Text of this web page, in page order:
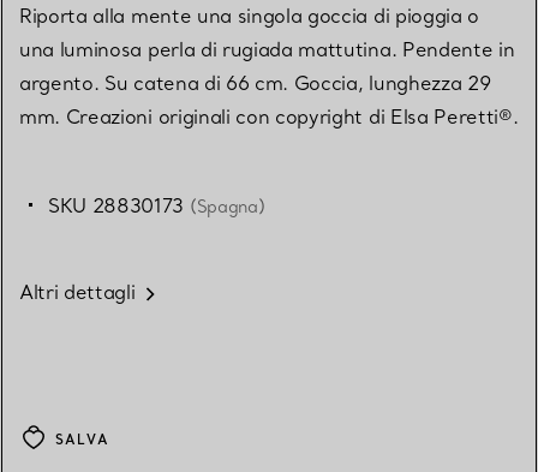
Riporta alla mente una singola goccia di pioggia o
una luminosa perla di rugiada mattutina. Pendente in
argento. Su catena di 66 cm. Goccia, lunghezza 29
mm. Creazioni originali con copyright di Elsa Peretti®.
SKU 28830173 (Spagna)
Altri dettagli
SALVA